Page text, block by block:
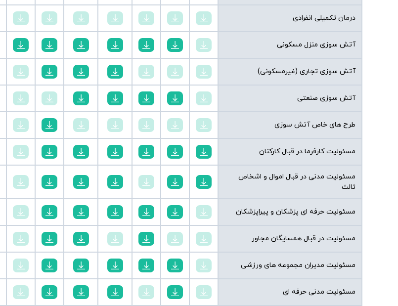
درمان تکمیلی انفرادی
آتش سوزی منزل مسکونی
آتش سوزی تجاری (غیرمسکونی)
آتش سوزی صنعتی
طرح های خاص آتش سوزی
مسئولیت کارفرما در قبال کارکنان
مسئولیت مدنی در قبال اموال و اشخاص
ثالث
مسئولیت حرفه ای پزشکان و پیراپزشکان
مسئولیت در قبال همسایگان مجاور
مسئولیت مدیران مجموعه های ورزشی
مسئولیت مدنی حرفه ای